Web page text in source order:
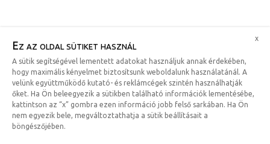
Ez az oldal sütiket használ
A sütik segítségével lementett adatokat használjuk annak érdekében,
hogy maximális kényelmet biztosítsunk weboldalunk használatánál. A
velünk együttműködő kutató- és reklámcégek szintén használhatják
őket. Ha Ön beleegyezik a sütikben található információk lementésébe,
kattintson az “x” gombra ezen információ jobb felső sarkában. Ha Ön
nem egyezik bele, megváltoztathatja a sütik beállításait a
böngészőjében.
x